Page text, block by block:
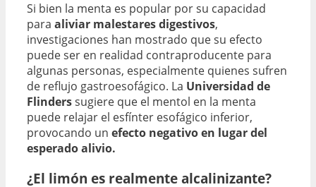
Si bien la menta es popular por su capacidad
para aliviar malestares digestivos,
investigaciones han mostrado que su efecto
puede ser en realidad contraproducente para
algunas personas, especialmente quienes sufren
de reflujo gastroesofágico. La Universidad de
Flinderssugiere que el mentol en la menta
puede relajar el esfínter esofágico inferior,
provocando un efecto negativo en lugar del
esperado alivio.
¿El limón es realmente alcalinizante?